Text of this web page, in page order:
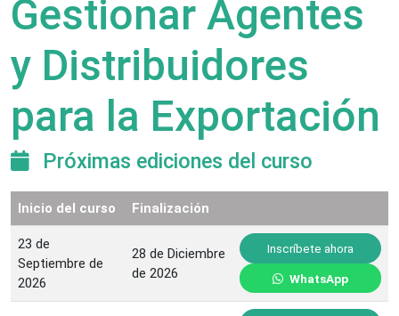
Gestionar Agentes
y Distribuidores
para la Exportación
Próximas ediciones del curso
Inicio del curso Finalización
23 de
Septiembre de
2026
28 de Diciembre
de 2026
Inscríbete ahora
WhatsApp